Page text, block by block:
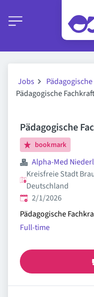
Jobs
Pädagogische
Pädagogische
bookmark
Alpha-Med
Kreisfreie Stadt
Deutschland
Published:
2/1/2026
Pädagogische
Full-time